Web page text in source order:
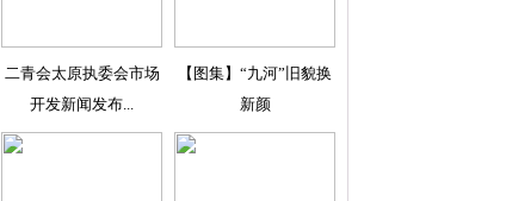
二青会太原执委会市场
开发新闻发布...
【图集】“九河”旧貌换
新颜